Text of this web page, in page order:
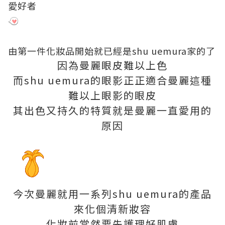
愛好者
由第一件化妝品開始就已經是shu uemura家的了
因為曼麗眼皮難以上色
而shu uemura的眼影正正適合曼麗這種
難以上眼影的眼皮
其出色又持久的特質就是曼麗一直愛用的
原因
今次曼麗就用一系列shu uemura的產品
來化個清新妝容